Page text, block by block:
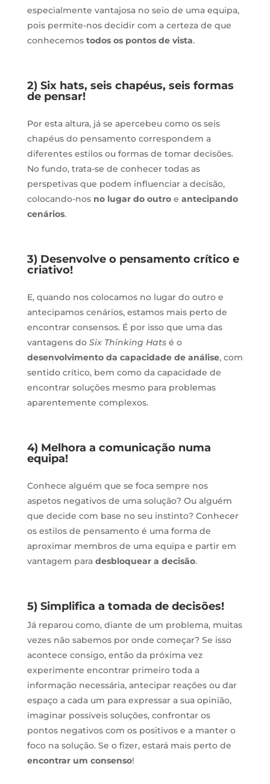
especialmente vantajosa no seio de uma equipa,
pois permite-nos decidir com a certeza de que
conhecemos todos os pontos de vista.
2) Six hats, seis chapéus, seis formas
de pensar!
Por esta altura, já se apercebeu como os seis
chapéus do pensamento correspondem a
diferentes estilos ou formas de tomar decisões.
No fundo, trata-se de conhecer todas as
perspetivas que podem influenciar a decisão,
colocando-nos no lugar do outroe antecipando
cenários.
3) Desenvolve o pensamento crítico e
criativo!
E, quando nos colocamos no lugar do outro e
antecipamos cenários, estamos mais perto de
encontrar consensos. É por isso que uma das
vantagens do Six Thinking Hatsé o
desenvolvimento da capacidade de análise, com
sentido crítico, bem como da capacidade de
encontrar soluções mesmo para problemas
aparentemente complexos.
4) Melhora a comunicação numa
equipa!
Conhece alguém que se foca sempre nos
aspetos negativos de uma solução? Ou alguém
que decide com base no seu instinto? Conhecer
os estilos de pensamento é uma forma de
aproximar membros de uma equipa e partir em
vantagem para desbloquear a decisão.
5) Simplifica a tomada de decisões!
Já reparou como, diante de um problema, muitas
vezes não sabemos por onde começar? Se isso
acontece consigo, então da próxima vez
experimente encontrar primeiro toda a
informação necessária, antecipar reações ou dar
espaço a cada um para expressar a sua opinião,
imaginar possíveis soluções, confrontar os
pontos negativos com os positivos e a manter o
foco na solução. Se o fizer, estará mais perto de
encontrar um consenso!